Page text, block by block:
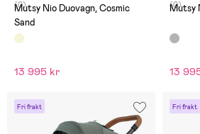
(0)
Mutsy Nio Duovagn, Cosmic
Sand
13 995 kr
(0)
Mutsy
13
Fri frakt Fri frakt